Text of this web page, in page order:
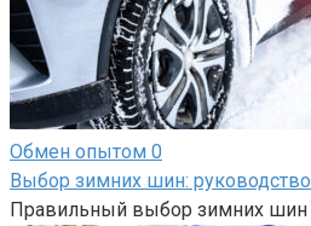
Обмен опытом 0
Выбор зимних шин:
Правильный выбор зимних шин